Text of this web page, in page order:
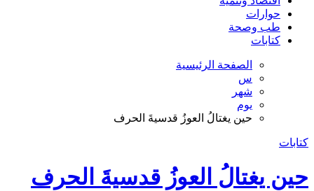
حوارات
طب وصحة
كتابات
الصفحة الرئيسية
س
شهر
يوم
حين يغتالُ العوزُ قدسيةَ الحرف
كتابات
حين يغتالُ العوزُ قدسيةَ الحرف